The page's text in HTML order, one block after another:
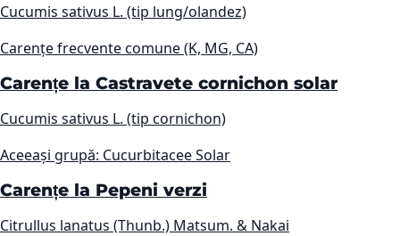
Cucumis sativus L. (tip lung/olandez)
Carențe frecvente comune (K, MG, CA)
Carențe la Castravete cornichon solar
Cucumis sativus L. (tip cornichon)
Aceeași grupă: Cucurbitacee Solar
Carențe la Pepeni verzi
Citrullus lanatus (Thunb.) Matsum. & Nakai